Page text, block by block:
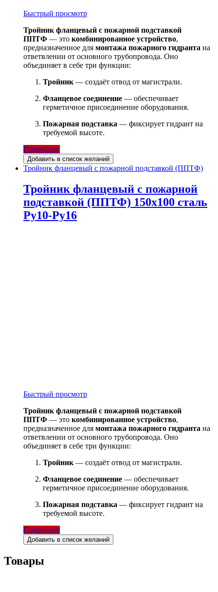
Быстрый просмотр
Тройник фланцевый с пожарной подставкой
ППТФ — это комбинированное устройство,
предназначенное для монтажа пожарного гидранта на
ответвлении от основного трубопровода. Оно
объединяет в себе три функции:
Тройник — создаёт отвод от магистрали.
Фланцевое соединение — обеспечивает
герметичное присоединение оборудования.
Пожарная подставка — фиксирует гидрант на
требуемой высоте.
Подробнее
Добавить в список желаний
Тройник фланцевый с пожарной подставкой (ППТФ)
Тройник фланцевый с пожарной
подставкой (ППТФ) 150х100 сталь
Ру10-Ру16
Быстрый просмотр
Тройник фланцевый с пожарной подставкой
ППТФ — это комбинированное устройство,
предназначенное для монтажа пожарного гидранта на
ответвлении от основного трубопровода. Оно
объединяет в себе три функции:
Тройник — создаёт отвод от магистрали.
Фланцевое соединение — обеспечивает
герметичное присоединение оборудования.
Пожарная подставка — фиксирует гидрант на
требуемой высоте.
Подробнее
Добавить в список желаний
Товары